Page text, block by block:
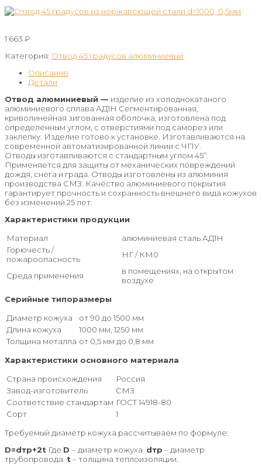
1 663 ₽
Категория: Отвод 45 градусов алюминиевый
Описание
Детали
Отвод алюминиевый — изделие из холоднокатаного
алюминиевого сплава АД1Н Сегментированная,
криволинейная зигованная оболочка, изготовлена под
определенным углом, с отверстиями под саморез или
заклепку. Изделие готово к установке. Изготавливаются на
современной автоматизированной линии с ЧПУ.
Отводы изготавливаются с стандартным углом 45º.
Применяется для защиты от механических повреждений
дождя, снега и града. Отводы изготовлены из алюминия
производства СМЗ. Качество алюминиевого покрытия
гарантирует прочность и сохранность внешнего вида кожухов
без изменений 25 лет.
Характеристики продукции
Материал
алюминиевая сталь АД1Н
Горючесть /
пожароопасность
НГ / КМ0
Среда применения
в помещениях, на открытом
воздухе
Серийные типоразмеры
Диаметр кожуха
от 90 до 1500 мм
Длина кожуха
1000 мм, 1250 мм
Толщина металла от 0,5 мм до 0,8 мм
Характеристики основного материала
Страна происхождения
Россия
Завод-изготовитель
СМЗ
Соответствие стандартам ГОСТ 14918-80
Сорт
1
Требуемый диаметр кожуха рассчитываем по формуле:
D=dтр+2t Где D – диаметр кожуха dтр – диаметр
трубопровода t – толщина теплоизоляции.